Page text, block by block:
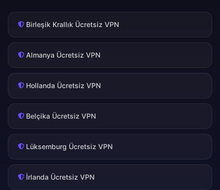
Birleşik Krallık Ücretsiz VPN
Almanya Ücretsiz VPN
Hollanda Ücretsiz VPN
Belçika Ücretsiz VPN
Lüksemburg Ücretsiz VPN
İrlanda Ücretsiz VPN